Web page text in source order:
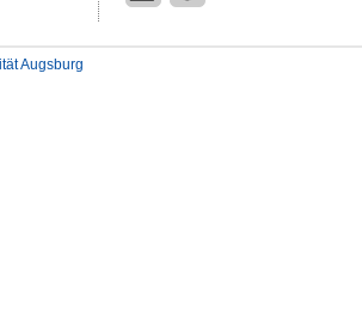
Augsburg